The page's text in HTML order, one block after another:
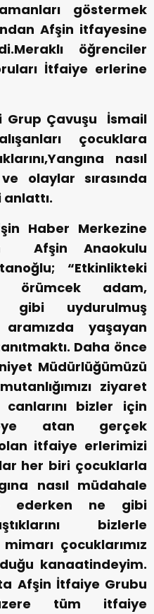
göstermek
Afşin itfayesine
öğrenciler
İtfaiye erlerine
Grup Çavuşu İsmail
çocuklara
nasıl
olaylar sırasında
Haber Merkezine
Afşin Anaokulu
“Etkinlikteki
örümcek adam,
gibi uydurulmuş
yaşayan
Daha önce
Müdürlüğümüzü
ziyaret
bizler için
atan gerçek
itfaiye erlerimizi
her biri çocuklarla
nasıl müdahale
ederken ne gibi
bizlerle
çocuklarımız
kanaatindeyim.
Afşin İtfaiye Grubu
tüm itfaiye